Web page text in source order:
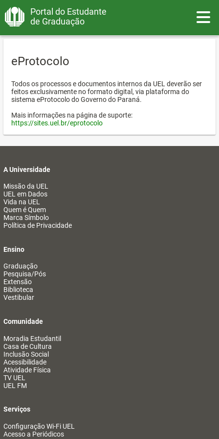
Portal do Estudante
de Graduação
eProtocolo
Todos os processos e documentos internos da UEL deverão ser
feitos exclusivamente no formato digital, via plataforma do
sistema eProtocolo do Governo do Paraná.
Mais informações na página de suporte:
https://sites.uel.br/eprotocolo
A Universidade
Missão da UEL
UEL em Dados
Vida na UEL
Quem é Quem
Marca Símbolo
Política de Privacidade
Ensino
Graduação
Pesquisa/Pós
Extensão
Biblioteca
Vestibular
Comunidade
Moradia Estudantil
Casa de Cultura
Inclusão Social
Acessibilidade
Atividade Física
TV UEL
UEL FM
Serviços
Configuração Wi-Fi UEL
Acesso a Periódicos